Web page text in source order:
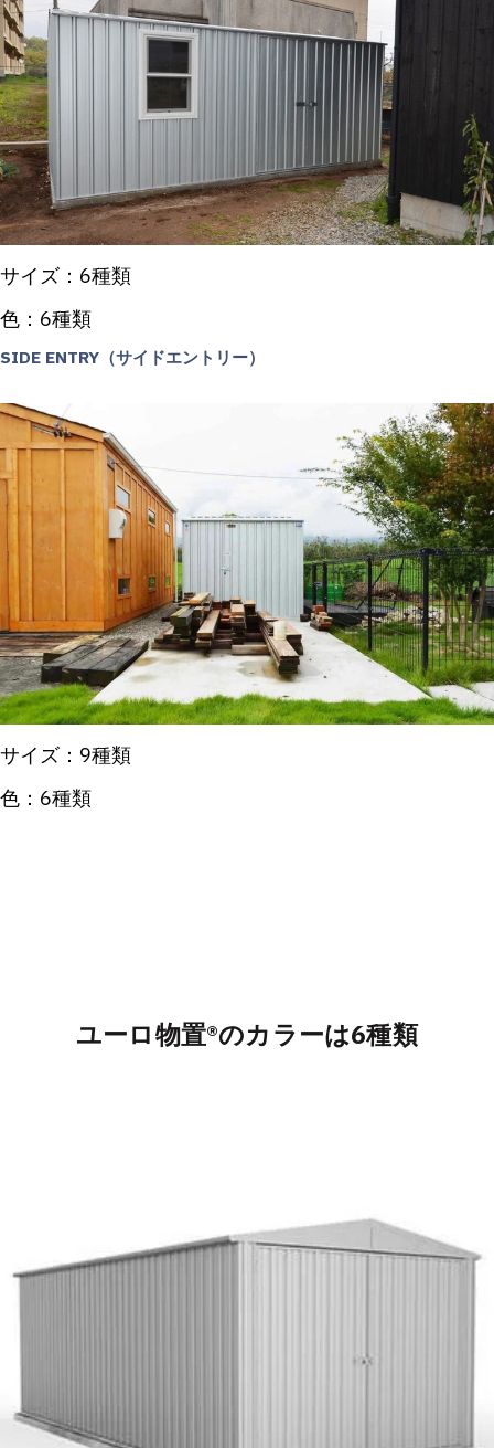
サイズ：6種類
色：6種類
SIDE ENTRY（サイドエントリー）
サイズ：9種類
色：6種類
ユーロ物置®のカラーは6種類